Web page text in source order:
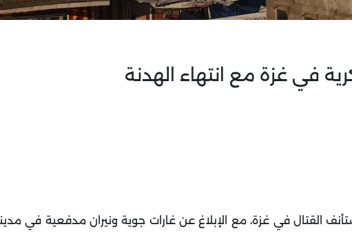
في غزة مع انتهاء الهدنة
القتال في غزة، مع الإبلاغ عن غارات جوية ونيران مدفعية في